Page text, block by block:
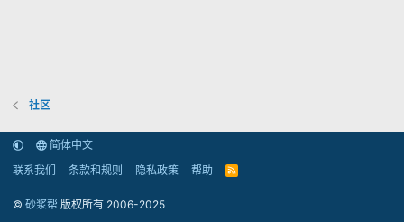
社区
简体中文
联系我们
条款和规则 隐私政策 帮助
R
© 砂浆帮 版权所有 2006-2025